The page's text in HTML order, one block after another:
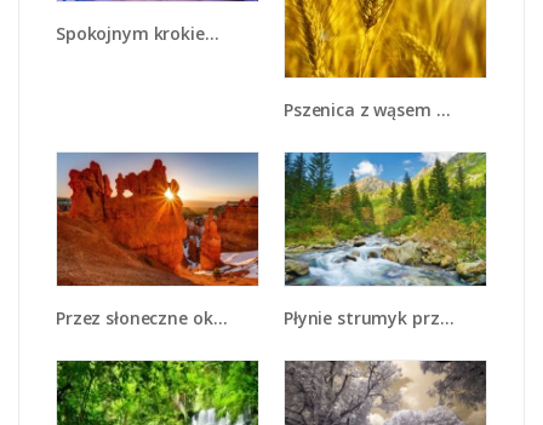
Spokojnym krokiem po moście - KN918
Pszenica z wąsem - KN412
Przez słoneczne okulary - KN991 Płynie strumyk przez zielony las - KN1262A